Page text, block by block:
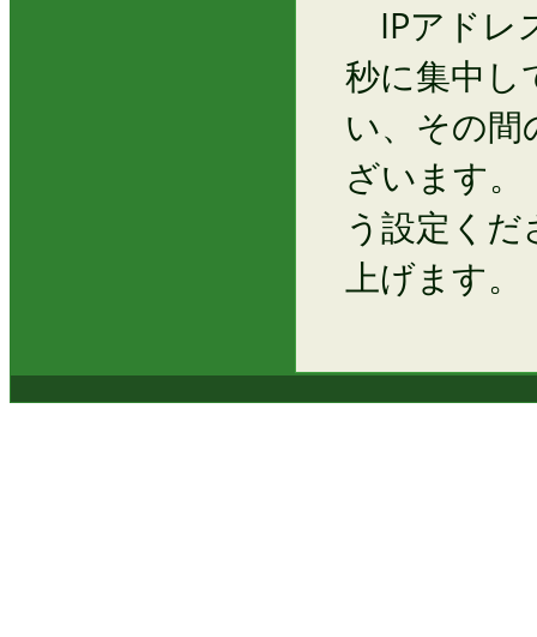
IPアドレ
秒に集中し
い、その
ざいます
う設定く
上げます。